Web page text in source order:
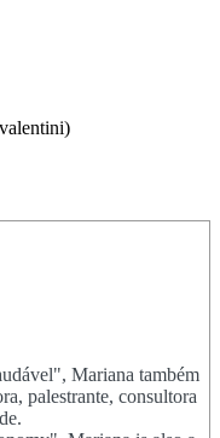
Mariana também
palestrante, consultora